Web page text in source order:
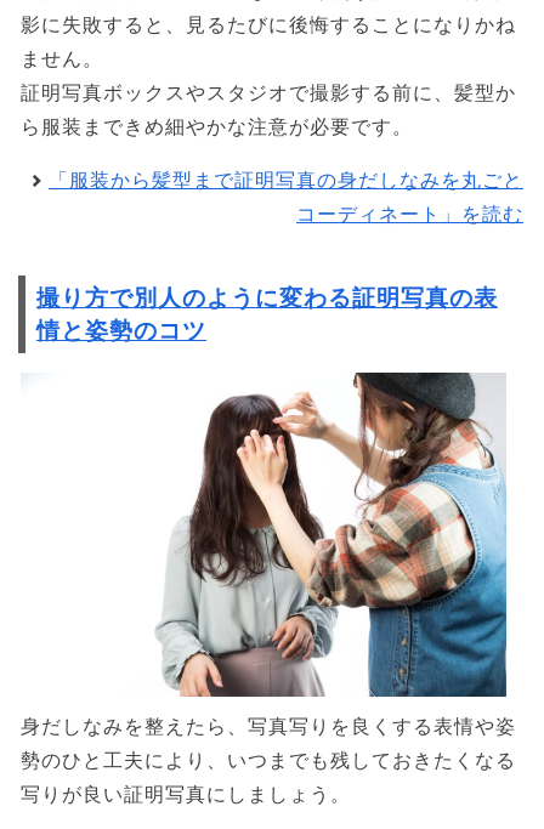
影に失敗すると、見るたびに後悔することになりかね
ません。
証明写真ボックスやスタジオで撮影する前に、髪型か
ら服装まできめ細やかな注意が必要です。
「服装から髪型まで証明写真の身だしなみを丸ごと
コーディネート」を読む
撮り方で別人のように変わる証明写真の表
情と姿勢のコツ
身だしなみを整えたら、写真写りを良くする表情や姿
勢のひと工夫により、いつまでも残しておきたくなる
写りが良い証明写真にしましょう。